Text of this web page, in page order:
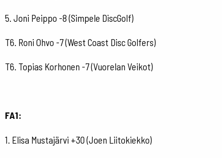
5. Joni Peippo -8 (Simpele DiscGolf)
T6. Roni Ohvo -7 (West Coast Disc Golfers)
T6. Topias Korhonen -7 (Vuorelan Veikot)
FA1:
1. Elisa Mustajärvi +30 (Joen Liitokiekko)